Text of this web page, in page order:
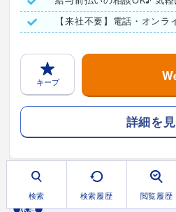
キープ
詳細を
派遣
検索 検索履歴 閲覧履歴